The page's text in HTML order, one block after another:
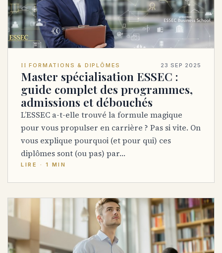
II FORMATIONS & DIPLÔMES 23 SEP 2025
Master spécialisation ESSEC :
guide complet des programmes,
admissions et débouchés
L’ESSEC a-t-elle trouvé la formule magique
pour vous propulser en carrière ? Pas si vite. On
vous explique pourquoi (et pour qui) ces
diplômes sont (ou pas) par…
LIRE · 1 MIN